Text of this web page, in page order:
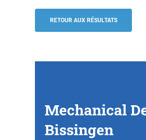
Mechanical
Bietigheim-
Valeo
RETOUR AUX RÉSULTATS
Mechanical
Bissingen